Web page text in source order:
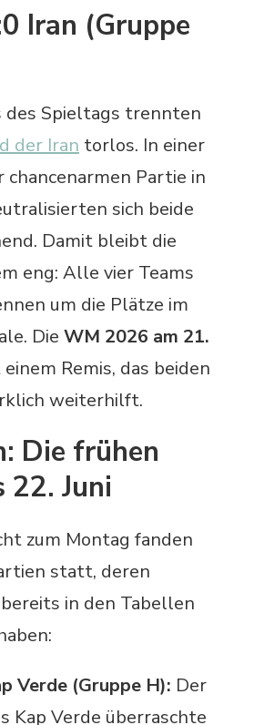
Iran (Gruppe
des Spieltags trennten
der Iran torlos. In einer
chancenarmen Partie in
sich beide
Damit bleibt die
eng: Alle vier Teams
um die Plätze im
Die WM 2026 am 21.
Remis, das beiden
weiterhilft.
Die frühen
22. Juni
zum Montag fanden
statt, deren
in den Tabellen
Verde (Gruppe H): Der
Kap Verde überraschte